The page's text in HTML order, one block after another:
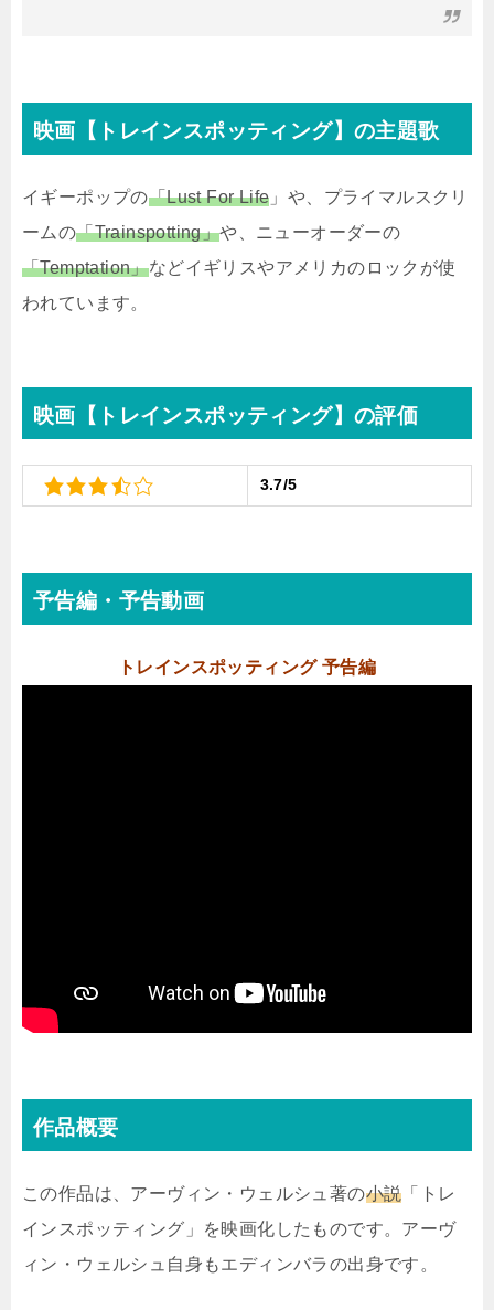
映画【トレインスポッティング】の主題歌
イギーポップの「Lust For Life 」や、プライマルスクリ
ームの「Trainspotting」や、ニューオーダーの
「Temptation」などイギリスやアメリカのロックが使
われています。
映画【トレインスポッティング】の評価
3.7/5
予告編・予告動画
トレインスポッティング 予告編
作品概要
この作品は、アーヴィン・ウェルシュ著の小説 「トレ
インスポッティング」を映画化したものです。アーヴ
ィン・ウェルシュ自身もエディンバラの出身です。